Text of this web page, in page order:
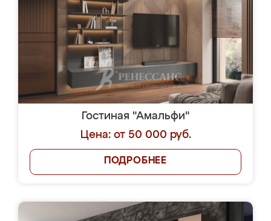
Гостиная "Амальфи"
Цена: от 50 000 руб.
ПОДРОБНЕЕ